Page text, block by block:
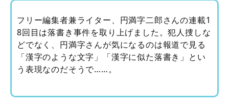
フリー編集者兼ライター、円満字二郎さんの連載1
8回目は落書き事件を取り上げました。犯人捜しな
どでなく、円満字さんが気になるのは報道で見る
「漢字のような文字」「漢字に似た落書き」とい
う表現なのだそうで……。